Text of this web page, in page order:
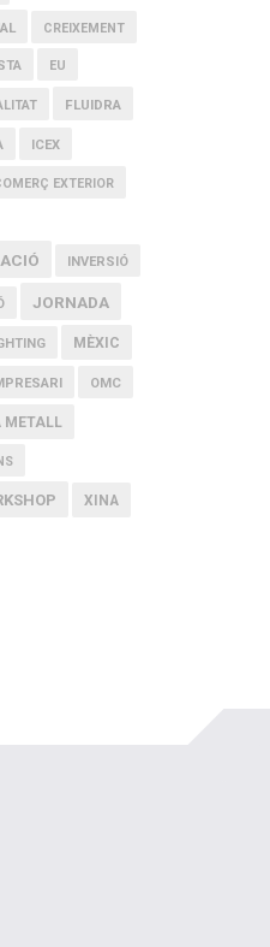
CREIXEMENT
EU
FLUIDRA
ICEX
EXTERIOR
INVERSIÓ
JORNADA
MÈXIC
OMC
METALL
XINA